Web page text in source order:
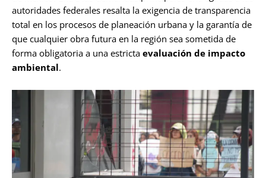
autoridades federales resalta la exigencia de transparencia
total en los procesos de planeación urbana y la garantía de
que cualquier obra futura en la región sea sometida de
forma obligatoria a una estricta evaluación de impacto
ambiental.